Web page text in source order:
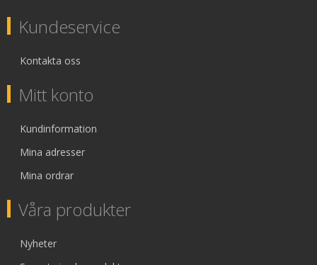
Kundeservice
Kontakta oss
Mitt konto
Kundinformation
Mina adresser
Mina ordrar
Våra produkter
Nyheter